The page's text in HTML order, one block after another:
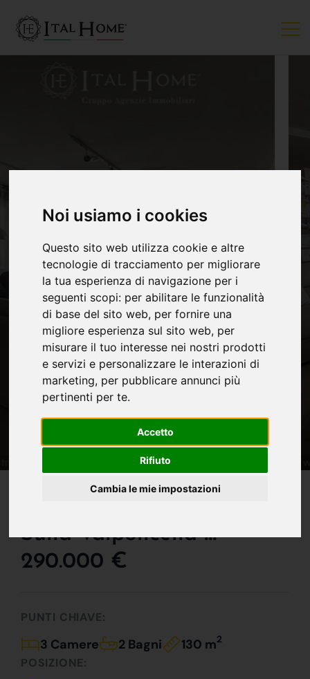
Noi usiamo i cookies
Questo sito web utilizza cookie e altre
tecnologie di tracciamento per migliorare
la tua esperienza di navigazione per i
seguenti scopi: per abilitare le funzionalità
di base del sito web, per fornire una
migliore esperienza sul sito web, per
misurare il tuo interesse nei nostri prodotti
e servizi e personalizzare le interazioni di
marketing, per pubblicare annunci più
pertinenti per te.
Accetto
Rifiuto
Cambia le mie impostazioni
VENDUTO
Sulla Valpolicella !!!
290.000 €
PUNTI CHIAVE:
3 Camere 2 Bagni 130 m2
POSIZIONE: